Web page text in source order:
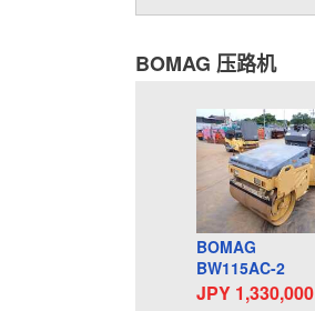
BOMAG 压路机
BOMAG
BW115AC-2
JPY 1,330,000